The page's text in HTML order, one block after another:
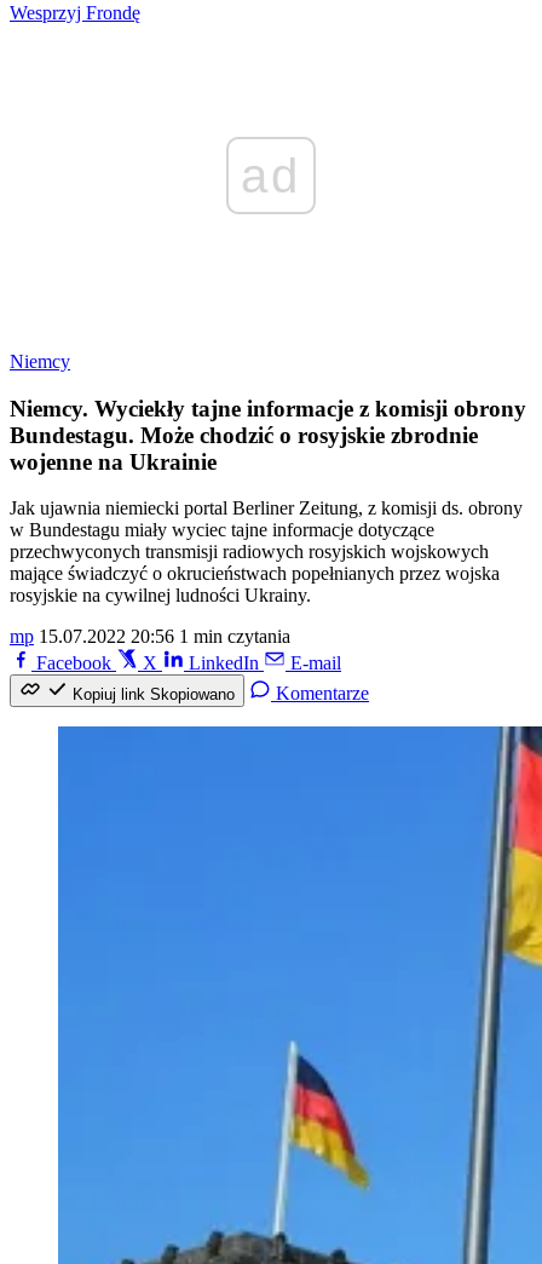
Wesprzyj Frondę
ad
Niemcy
Niemcy. Wyciekły tajne informacje z komisji obrony
Bundestagu. Może chodzić o rosyjskie zbrodnie
wojenne na Ukrainie
Jak ujawnia niemiecki portal Berliner Zeitung, z komisji ds. obrony
w Bundestagu miały wyciec tajne informacje dotyczące
przechwyconych transmisji radiowych rosyjskich wojskowych
mające świadczyć o okrucieństwach popełnianych przez wojska
rosyjskie na cywilnej ludności Ukrainy.
mp 15.07.2022 20:56 1 min czytania
Facebook
X LinkedIn E-mail
Kopiuj link Skopiowano Komentarze